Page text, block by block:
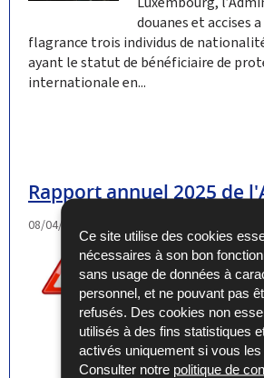
Ce site utilise des cookies
nécessaires à son bon
sans usage de données à
personnel, et ne pouvant pas
refusés. Des cookies non
utilisés à des fins statistiques
activés uniquement si vous
Consulter notre politique de
douanes et accises
flagrance trois individus de
ayant le statut de bénéficiaire de
internationale en...
Rapport annuel 2025 de
08/04/2026
Rapport annuel de
des douanes et